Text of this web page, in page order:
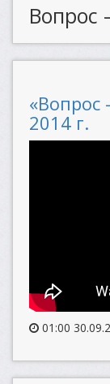
Вопрос
«Вопрос
2014 г.
01:00